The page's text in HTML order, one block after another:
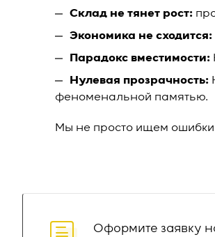
Склад не тянет рост:
Экономика не сходится:
Парадокс вместимости:
Нулевая прозрачность:
феноменальной памятью.
Мы не просто ищем ошибки
Оформите заявку